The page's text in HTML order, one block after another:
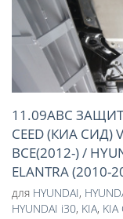
11.09ABC
CEED (КИА СИД)
ВСЕ(2012-) /
ELANTRA
для HYUNDAI,
HYUNDAI i30, KIA, KIA